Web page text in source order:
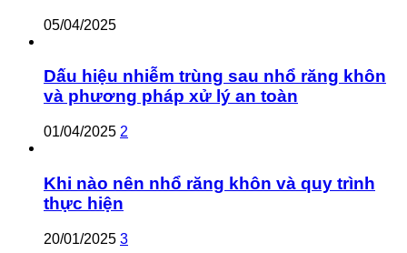
05/04/2025
Dấu hiệu nhiễm trùng sau nhổ răng khôn
và phương pháp xử lý an toàn
01/04/2025 2
Khi nào nên nhổ răng khôn và quy trình
thực hiện
20/01/2025 3